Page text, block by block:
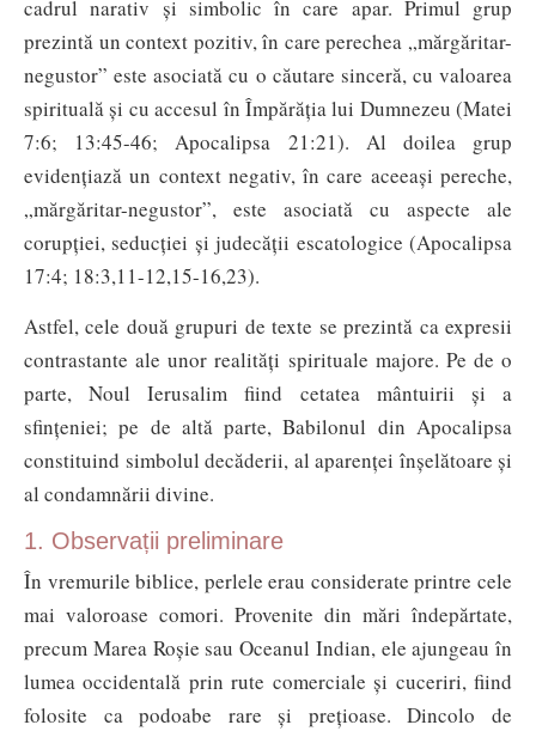
cadrul narativ și simbolic în care apar. Primul grup
prezintă un context pozitiv, în care perechea „mărgăritar-
negustor” este asociată cu o căutare sinceră, cu valoarea
spirituală și cu accesul în Împărăția lui Dumnezeu (Matei
7:6; 13:45-46; Apocalipsa 21:21). Al doilea grup
evidențiază un context negativ, în care aceeași pereche,
„mărgăritar-negustor”, este asociată cu aspecte ale
corupției, seducției și judecății escatologice (Apocalipsa
17:4; 18:3,11-12,15-16,23).
Astfel, cele două grupuri de texte se prezintă ca expresii
contrastante ale unor realități spirituale majore. Pe de o
parte, Noul Ierusalim fiind cetatea mântuirii și a
sfințeniei; pe de altă parte, Babilonul din Apocalipsa
constituind simbolul decăderii, al aparenței înșelătoare și
al condamnării divine.
1. Observații preliminare
În vremurile biblice, perlele erau considerate printre cele
mai valoroase comori. Provenite din mări îndepărtate,
precum Marea Roșie sau Oceanul Indian, ele ajungeau în
lumea occidentală prin rute comerciale și cuceriri, fiind
folosite ca podoabe rare și prețioase. Dincolo de